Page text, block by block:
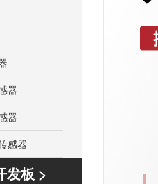
器
器
感器
发板 >